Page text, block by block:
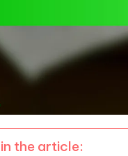
the article: